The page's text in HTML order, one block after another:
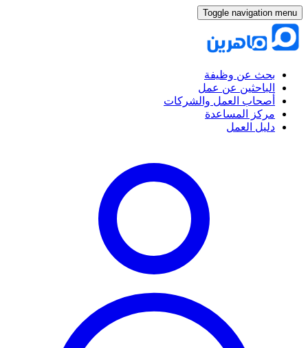
Toggle navigation menu
بحث عن وظيفة
الباحثين عن عمل
أصحاب العمل والشركات
مركز المساعدة
دليل العمل